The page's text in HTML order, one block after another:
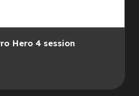
Hero 4 session